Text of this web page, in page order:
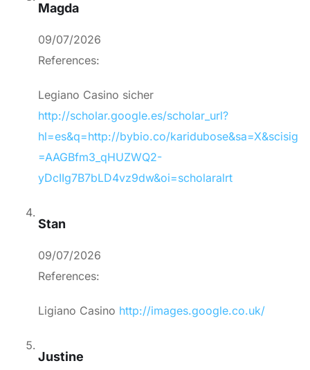
Magda
09/07/2026
References:
Legiano Casino sicher
http://scholar.google.es/scholar_url?
hl=es&q=http://bybio.co/karidubose&sa=X&scisig
=AAGBfm3_qHUZWQ2-
yDcIIg7B7bLD4vz9dw&oi=scholaralrt
Stan
09/07/2026
References:
Ligiano Casino http://images.google.co.uk/
Justine